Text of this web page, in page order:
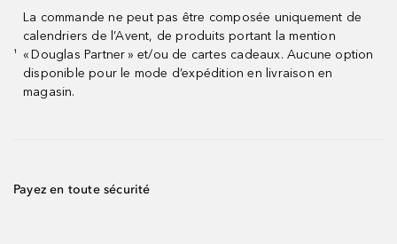
¹
La commande ne peut pas être composée uniquement de
calendriers de l’Avent, de produits portant la mention
« Douglas Partner » et/ou de cartes cadeaux. Aucune option
disponible pour le mode d’expédition en livraison en
magasin.
Payez en toute sécurité